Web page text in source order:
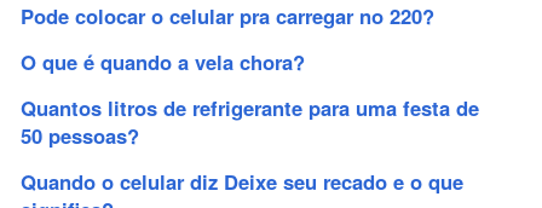
Pode colocar o celular pra carregar no 220?
O que é quando a vela chora?
Quantos litros de refrigerante para uma festa de
50 pessoas?
Quando o celular diz Deixe seu recado e o que